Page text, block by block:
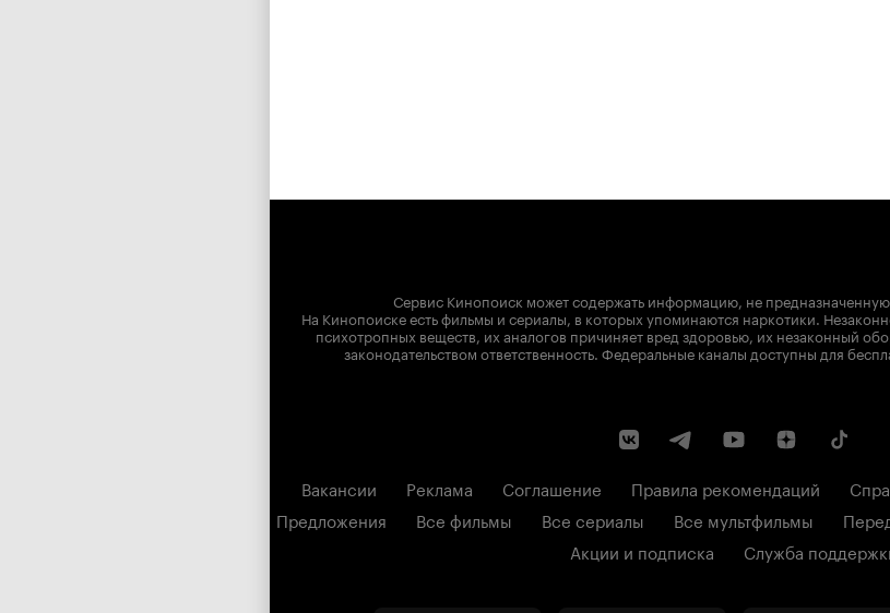
Сервис Кинопоиск может содержать информацию, не
На Кинопоиске есть фильмы и сериалы, в которых упоминаются наркотики.
психотропных веществ, их аналогов причиняет вред здоровью, их незаконный
законодательством ответственность. Федеральные каналы доступны для
Вакансии Реклама Соглашение Правила рекомендаций
Предложения
Все фильмы Все сериалы Все мультфильмы
Акции и подписка
Служба